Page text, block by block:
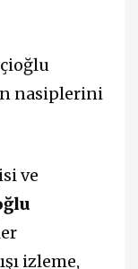
nasiplerini
ve
izleme,